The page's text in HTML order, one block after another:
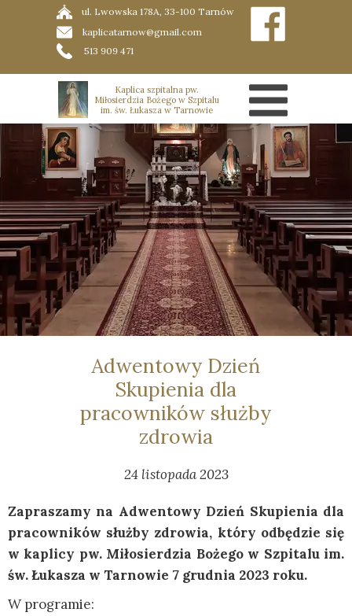
kaplicatarnow@gmail.com
ul. Lwowska 178A, 33-100 Tarnów
513 909 471
Kaplica szpitalna pw.
Miłosierdzia Bożego w Szpitalu
im. św. Łukasza w Tarnowie
Adwentowy Dzień
Skupienia dla
pracowników służby
zdrowia
24 listopada 2023
Zapraszamy na Adwentowy Dzień Skupienia dla
pracowników służby zdrowia, który odbędzie się
w kaplicy pw. Miłosierdzia Bożego w Szpitalu im.
św. Łukasza w Tarnowie 7 grudnia 2023 roku.
W programie: